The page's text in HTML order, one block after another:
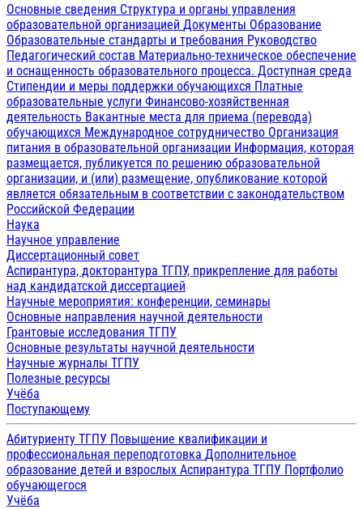
Основные сведения Структура и органы управления
образовательной организацией Документы Образование
Образовательные стандарты и требования Руководство
Педагогический состав Материально-техническое обеспечение
и оснащенность образовательного процесса. Доступная среда
Стипендии и меры поддержки обучающихся Платные
образовательные услуги Финансово-хозяйственная
деятельность Вакантные места для приема (перевода)
обучающихся Международное сотрудничество Организация
питания в образовательной организации Информация, которая
размещается, публикуется по решению образовательной
организации, и (или) размещение, опубликование которой
является обязательным в соответствии с законодательством
Российской Федерации
Наука
Научное управление
Диссертационный совет
Аспирантура, докторантура ТГПУ, прикрепление для работы
над кандидатской диссертацией
Научные мероприятия: конференции, семинары
Основные направления научной деятельности
Грантовые исследования ТГПУ
Основные результаты научной деятельности
Научные журналы ТГПУ
Полезные ресурсы
Учёба
Поступающему
Абитуриенту ТГПУ Повышение квалификации и
профессиональная переподготовка Дополнительное
образование детей и взрослых Аспирантура ТГПУ Портфолио
обучающегося
Учёба